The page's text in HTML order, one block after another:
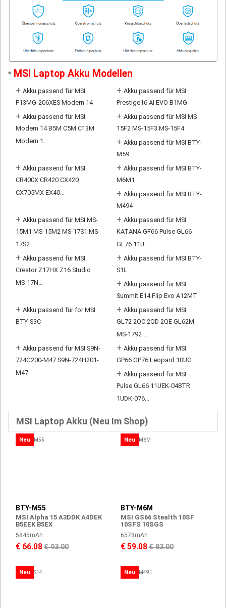
* MSI Laptop Akku Modellen
+ Akku passend für MSI
F13MG-206XES Modern 14
+ Akku passend für MSI
Prestige16 AI EVO B1MG
+ Akku passend für MSI
Modern 14 B5M C5M C13M
Modern 1...
+ Akku passend für MSI MS-
15F2 MS-15F3 MS-15F4
+ Akku passend für MSI BTY-
M59
+ Akku passend für MSI
CR400X CR420 CX420
CX705MX EX40...
+ Akku passend für MSI BTY-
M6M1
+ Akku passend für MSI BTY-
M494
+ Akku passend für MSI MS-
15M1 MS-15M2 MS-17S1 MS-
17S2
+ Akku passend für MSI
KATANA GF66 Pulse GL66
GL76 11U...
+ Akku passend für MSI
Creator Z17HX Z16 Studio
MS-17N...
+ Akku passend für MSI BTY-
S1L
+ Akku passend für MSI
Summit E14 Flip Evo A12MT
+ Akku passend für for MSI
BTY-S3C
+ Akku passend für MSI
GL72 2QC 2QD 2QE GL62M
MS-1792 ...
+ Akku passend für MSI S9N-
724G200-M47 S9N-724H201-
M47
+ Akku passend für MSI
GP66 GP76 Leopard 10UG
+ Akku passend für MSI
Pulse GL66 11UEK-048TR
1UDK-076...
MSI Laptop Akku (Neu Im Shop)
Neu
BTY-M55
MSI Alpha 15 A3DDK A4DEK
B5EEK B5EX
5845mAh
€ 66.08€ 93.00
Neu
BTY-M6M
MSI GS66 Stealth 10SF
10SFS 10SGS
6578mAh
€ 59.08€ 83.00
Neu Neu